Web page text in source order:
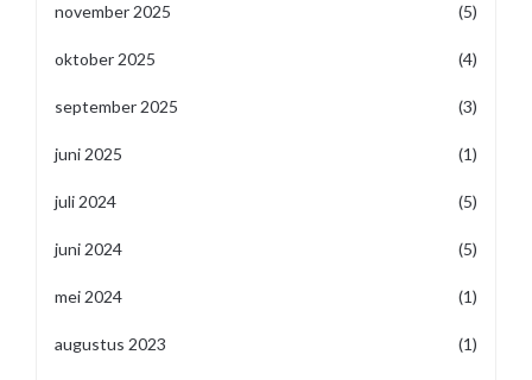
november 2025 (5)
oktober 2025 (4)
september 2025 (3)
juni 2025 (1)
juli 2024 (5)
juni 2024 (5)
mei 2024 (1)
augustus 2023 (1)